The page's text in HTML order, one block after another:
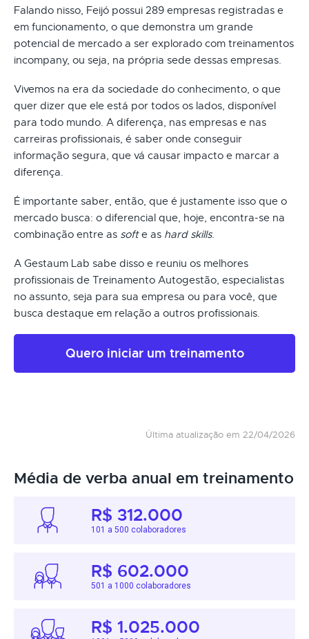
Falando nisso, Feijó possui 289 empresas registradas e
em funcionamento, o que demonstra um grande
potencial de mercado a ser explorado com treinamentos
incompany, ou seja, na própria sede dessas empresas.
Vivemos na era da sociedade do conhecimento, o que
quer dizer que ele está por todos os lados, disponível
para todo mundo. A diferença, nas empresas e nas
carreiras profissionais, é saber onde conseguir
informação segura, que vá causar impacto e marcar a
diferença.
É importante saber, então, que é justamente isso que o
mercado busca: o diferencial que, hoje, encontra-se na
combinação entre as softe as hard skills.
A Gestaum Lab sabe disso e reuniu os melhores
profissionais de Treinamento Autogestão, especialistas
no assunto, seja para sua empresa ou para você, que
busca destaque em relação a outros profissionais.
Quero iniciar um treinamento
Última atualização em 22/04/2026
Média de verba anual em treinamento
R$ 312.000
101 a 500 colaboradores
R$ 602.000
501 a 1000 colaboradores
R$ 1.025.000